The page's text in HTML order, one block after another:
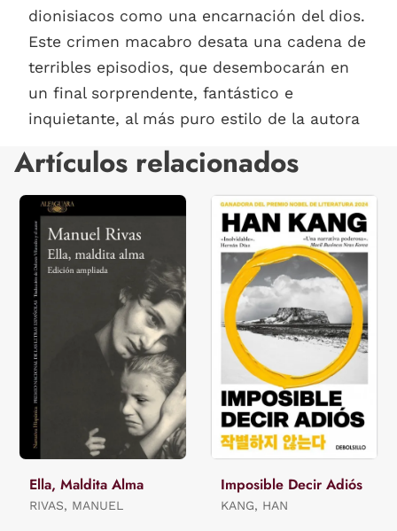
dionisiacos como una encarnación del dios.
Este crimen macabro desata una cadena de
terribles episodios, que desembocarán en
un final sorprendente, fantástico e
inquietante, al más puro estilo de la autora
Artículos relacionados
Ella, Maldita Alma
RIVAS, MANUEL
Imposible Decir Adiós
KANG, HAN